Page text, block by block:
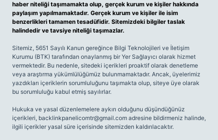
haber niteliği taşımamakta olup, gerçek kurum ve kişiler hakkında
paylaşım yapılmamaktadır. Gerçek kurum ve kişiler ile isim
benzerlikleri tamamen tesadüfidir. Sitemizdeki bilgiler taslak
halindedir ve tavsiye niteliği taşımazlar.
Sitemiz, 5651 Sayılı Kanun gereğince Bilgi Teknolojileri ve İletişim
Kurumu (BTK) tarafından onaylanmış bir Yer Sağlayıcı olarak hizmet
vermektedir. Bu nedenle, sitedeki içerikleri proaktif olarak denetleme
veya araştırma yükümlülüğümüz bulunmamaktadır. Ancak, üyelerimiz
yazdıkları içeriklerin sorumluluğunu taşımakta olup, siteye üye olarak
bu sorumluluğu kabul etmiş sayılırlar.
Hukuka ve yasal düzenlemelere aykırı olduğunu düşündüğünüz
içerikleri, backlinkpanelicomtr@gmail.com adresine bildirmeniz halinde,
ilgili içerikler yasal süre içerisinde sitemizden kaldırılacaktır.